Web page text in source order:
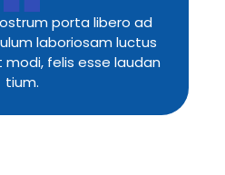
porta libero ad
laboriosam luctus
felis esse laudan
tium.